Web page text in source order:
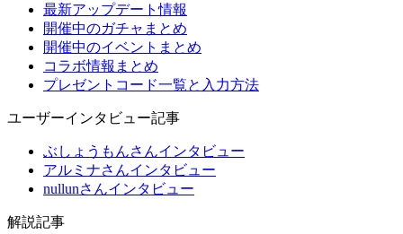
最新アップデート情報
開催中のガチャまとめ
開催中のイベントまとめ
コラボ情報まとめ
プレゼントコード一覧と入力方法
ユーザーインタビュー記事
ぶしょうもんさんインタビュー
アルミナさんインタビュー
nullunさんインタビュー
解説記事